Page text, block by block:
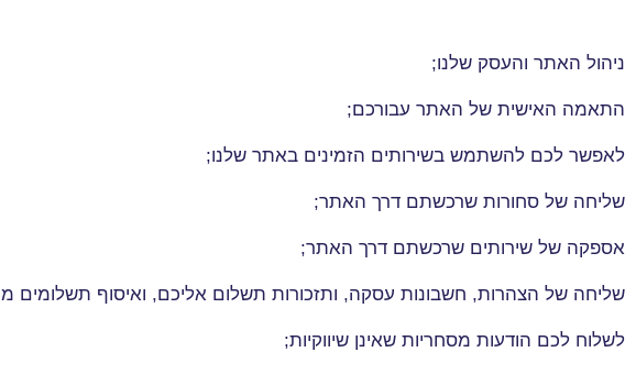
ניהול האתר והעסק שלנו;
התאמה האישית של האתר עבורכם;
לאפשר לכם להשתמש בשירותים הזמינים באתר שלנו;
שליחה של סחורות שרכשתם דרך האתר;
אספקה של שירותים שרכשתם דרך האתר;
שליחה של הצהרות, חשבונות עסקה, ותזכורות תשלום אליכם, ואיסוף תשלומים
לשלוח לכם הודעות מסחריות שאינן שיווקיות;